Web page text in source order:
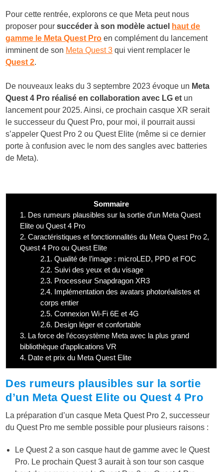
Pour cette rentrée, explorons ce que Meta peut nous
proposer poursuccéder à son modèle actuel
haut de
gamme le Meta Quest Pro en complément du lancement
imminent de son Meta Quest 3 qui vient remplacer le
Quest 2.
De nouveaux leaks du 3 septembre 2023 évoque un Meta
Quest 4 Pro réalisé en collaboration avec LG et un
lancement pour 2025. Ainsi, ce prochain casque XR serait
le successeur du Quest Pro, pour moi, il pourrait aussi
s’appeler Quest Pro 2 ou Quest Elite (même si ce dernier
porte à confusion avec le nom des sangles avec batteries
de Meta).
Sommaire
1. Des rumeurs plausibles sur la sortie d’un Meta Quest
Elite ou Quest 4 Pro
2. Caractéristiques et fonctionnalités du Meta Quest Pro 2,
Quest 4 Pro ou Quest Elite
2.1. Qualité de l’image : microLED, PPD et FOC
2.2. Suivi des yeux et du visage
2.3. Processeur Snapdragon XR3
2.4. Implémentation des avatars photoréalistes et
corps entier
2.5. Connexion Wi-Fi 6E et 4G
2.6. Design léger et confortable
3. La force de l’écosystème Meta avec la plus grand
bibliothèque d’applications VR
4. Date et prix du Meta Quest Elite
Des rumeurs plausibles sur la sortie
d’un Meta Quest Elite ou Quest 4 Pro
La préparation d’un casque Meta Quest Pro 2, successeur
du Quest Pro me semble possible pour plusieurs raisons :
Le Quest 2 a son casque haut de gamme avec le Quest
Pro. Le prochain Quest 3 aurait à son tour son casque